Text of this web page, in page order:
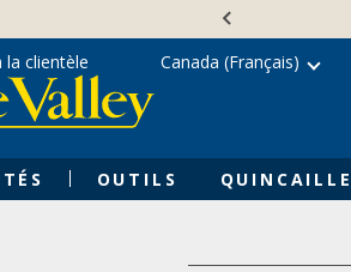
OUTILS
la clientèle Canada (Français)